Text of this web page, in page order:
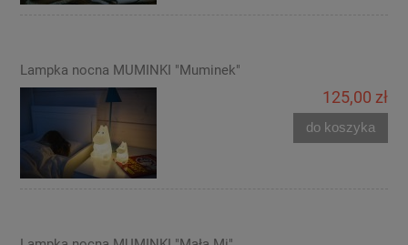
Lampka nocna MUMINKI "Muminek"
125,00 zł
do koszyka